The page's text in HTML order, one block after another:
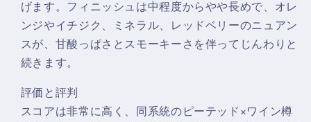
げます。フィニッシュは中程度からやや長めで、オレ
ンジやイチジク、ミネラル、レッドベリーのニュアン
スが、甘酸っぱさとスモーキーさを伴ってじんわりと
続きます。
評価と評判
スコアは非常に高く、同系統のピーテッド×ワイン樽